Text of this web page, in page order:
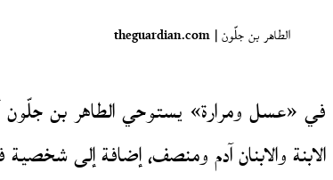
الطاهر بن جلّون | theguardian.com
في «عسل ومرارة» يستوحي الطاهر بن جلّون
الابنة والابنان آدم ومنصف، إضافة إلى شخصية